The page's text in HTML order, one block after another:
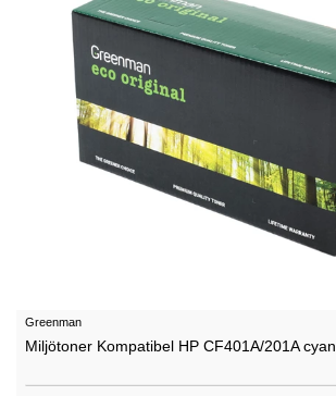
Greenman
Miljötoner Kompatibel HP CF401A/201A cyan